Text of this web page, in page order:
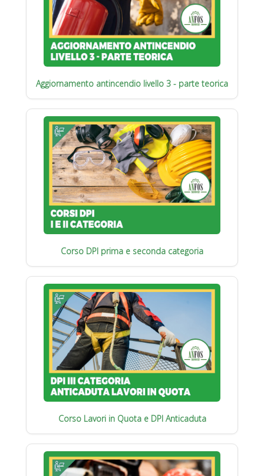
Aggiornamento antincendio livello 3 - parte teorica
Corso DPI prima e seconda categoria
Corso Lavori in Quota e DPI Anticaduta